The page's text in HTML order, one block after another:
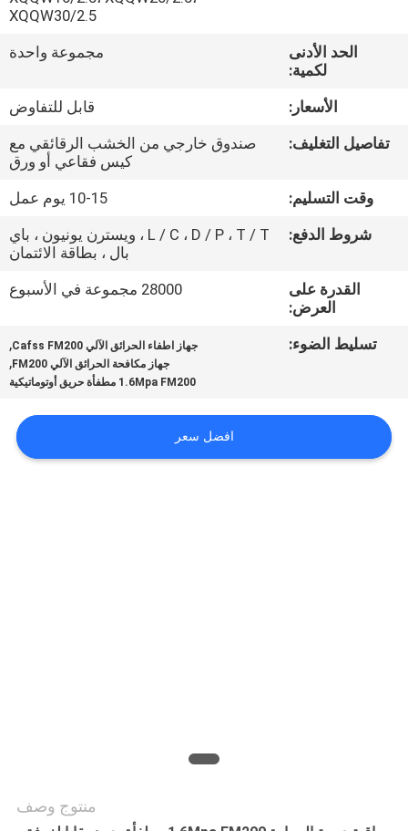
جولة
المعمل
جودة
اقتباس
خريطة
الموقع
XQQW30/2.5
الحد الأدنى
لكمية:
مجموعة واحدة
الأسعار:
قابل للتفاوض
تفاصيل التغليف:
صندوق خارجي من الخشب الرقائقي مع
كيس فقاعي أو ورق
وقت التسليم:
10-15 يوم عمل
شروط الدفع:
L / C ، D / P ، T / T ، ويسترن يونيون ، باي
بال ، بطاقة الائتمان
القدرة على
العرض:
28000 مجموعة في الأسبوع
تسليط الضوء: جهاز اطفاء الحرائق الآلي Cafss FM200 ,
جهاز مكافحة الحرائق الآلي FM200 ,
1.6Mpa FM200 مطفأة حريق أوتوماتيكية
افضل سعر
منتوج وصف